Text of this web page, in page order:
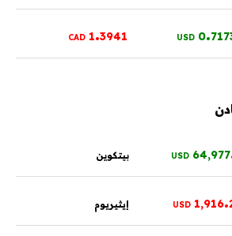
0.
USD
1.3941
CAD
64,977
USD بيتكوين
1,916.
USD إيثيريوم